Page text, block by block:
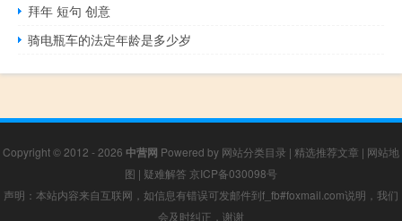
拜年 短句 创意
骑电瓶车的法定年龄是多少岁
Copyright © 2012 - 2026 中营网 Powered by 网站分类目录 | 精选推荐文章 | 网站地
图 | 疑难解答 京ICP备030098号
声明：本站内容来自互联网，如信息有错误可发邮件到f_fb#foxmail.com说明，我们
会及时纠正，谢谢